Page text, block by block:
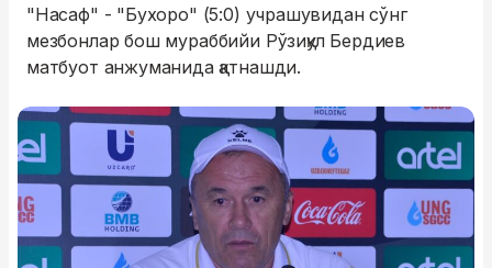
"Насаф" - "Бухоро" (5:0) учрашувидан сўнг
мезбонлар бош мураббийи Рўзиқул Бердиев
матбуот анжуманида қатнашди.